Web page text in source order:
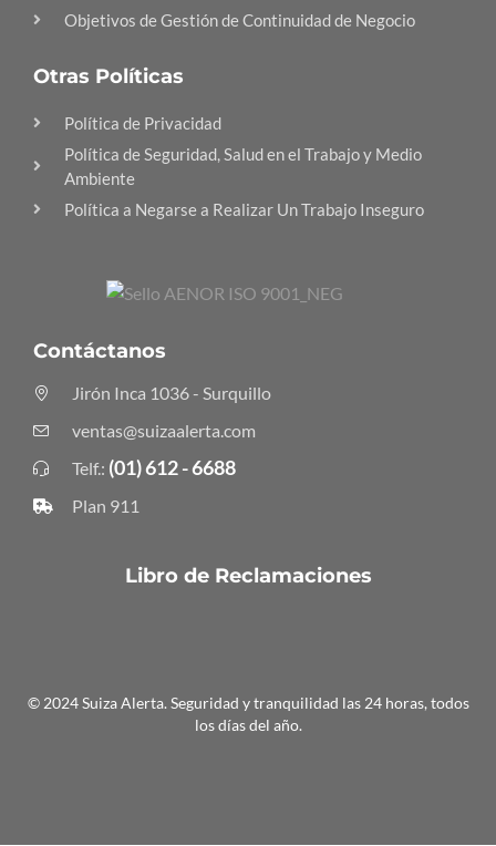
Objetivos de Gestión de Continuidad de Negocio
Otras Políticas
Política de Privacidad
Política de Seguridad, Salud en el Trabajo y Medio
Ambiente
Política a Negarse a Realizar Un Trabajo Inseguro
Contáctanos
Jirón Inca 1036 - Surquillo
ventas@suizaalerta.com
Telf.: (01) 612 - 6688
Plan 911
Libro de Reclamaciones
© 2024 Suiza Alerta. Seguridad y tranquilidad las 24 horas, todos
los días del año.